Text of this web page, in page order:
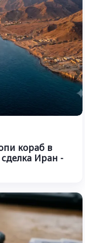
кораб в
Иран -